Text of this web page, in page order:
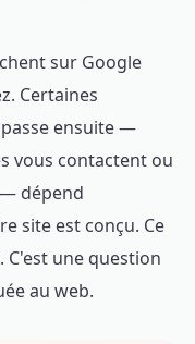
sur Google
Certaines
ensuite —
vous contactent ou
dépend
site est conçu. Ce
C'est une question
au web.